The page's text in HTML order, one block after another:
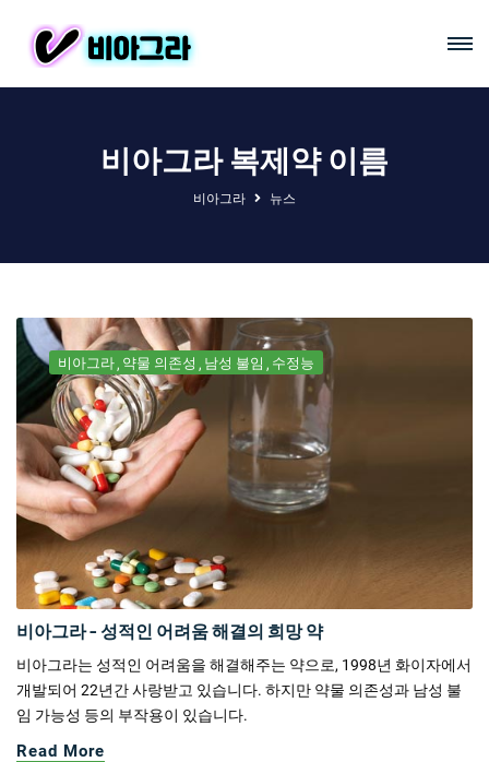
비아그라 복제약 이름
비아그라 뉴스
비아그라 약물 의존성 남성 불임 수정능
비아그라 - 성적인 어려움 해결의 희망 약
비아그라는 성적인 어려움을 해결해주는 약으로, 1998년 화이자에서
개발되어 22년간 사랑받고 있습니다. 하지만 약물 의존성과 남성 불
임 가능성 등의 부작용이 있습니다.
Read More